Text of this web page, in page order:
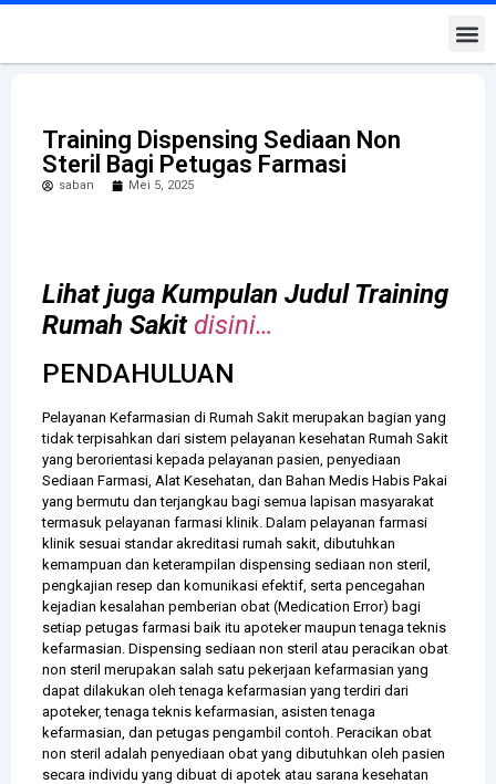
Training Dispensing Sediaan Non
Steril Bagi Petugas Farmasi
saban Mei 5, 2025
Lihat juga Kumpulan Judul Training
Rumah Sakit disini…
PENDAHULUAN
Pelayanan Kefarmasian di Rumah Sakit merupakan bagian yang
tidak terpisahkan dari sistem pelayanan kesehatan Rumah Sakit
yang berorientasi kepada pelayanan pasien, penyediaan
Sediaan Farmasi, Alat Kesehatan, dan Bahan Medis Habis Pakai
yang bermutu dan terjangkau bagi semua lapisan masyarakat
termasuk pelayanan farmasi klinik. Dalam pelayanan farmasi
klinik sesuai standar akreditasi rumah sakit, dibutuhkan
kemampuan dan keterampilan dispensing sediaan non steril,
pengkajian resep dan komunikasi efektif, serta pencegahan
kejadian kesalahan pemberian obat (Medication Error) bagi
setiap petugas farmasi baik itu apoteker maupun tenaga teknis
kefarmasian. Dispensing sediaan non steril atau peracikan obat
non steril merupakan salah satu pekerjaan kefarmasian yang
dapat dilakukan oleh tenaga kefarmasian yang terdiri dari
apoteker, tenaga teknis kefarmasian, asisten tenaga
kefarmasian, dan petugas pengambil contoh. Peracikan obat
non steril adalah penyediaan obat yang dibutuhkan oleh pasien
secara individu yang dibuat di apotek atau sarana kesehatan